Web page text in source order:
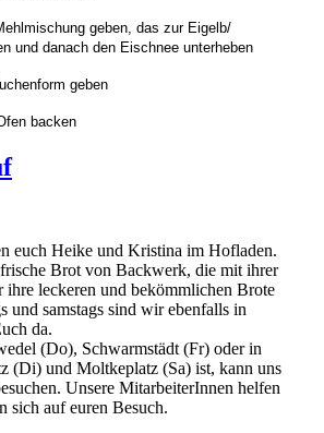
geben, das zur Eigelb/
und danach den Eischnee unterheben
geben
backen
euch Heike und Kristina im Hofladen.
Brot von Backwerk, die mit ihrer
leckeren und bekömmlichen Brote
und samstags sind wir ebenfalls in
da.
(Do), Schwarmstädt (Fr) oder in
(Di) und Moltkeplatz (Sa) ist, kann uns
Unsere MitarbeiterInnen helfen
sich auf euren Besuch.